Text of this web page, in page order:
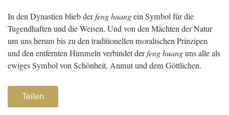
In den Dynastien blieb derfeng huangein Symbol für die
Tugendhaften und die Weisen. Und von den Mächten der Natur
um uns herum bis zu den traditionellen moralischen Prinzipen
und den entfernten Himmeln verbindet derfeng huanguns alle als
ewiges Symbol von Schönheit, Anmut und dem Göttlichen.
Teilen